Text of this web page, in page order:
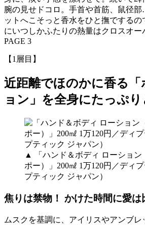
腕の見せドコロ。手首や首筋、鼠径
ットへこそっと香水をひと撫でする
にいつしかふたりの熱量はクロスオ
PAGE 3
【1層目】
近距離でほのかに香る
ョン」を全身にたっぷり
▲ 「ハンド＆ボディ ローション
ポー）」200㎖ 1万120円／ディ
プティック ジャパン）
焦りは禁物！ かけた時間に愛は
ムスクを基調に、アイリスやアンブレ